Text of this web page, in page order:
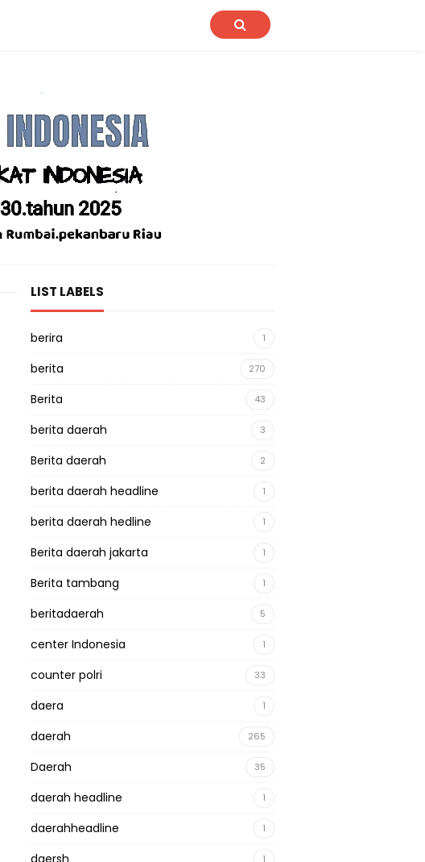
LIST LABELS
berira 1
berita 270
Berita 43
berita daerah 3
Berita daerah 2
berita daerah headline 1
berita daerah hedline 1
Berita daerah jakarta 1
Berita tambang 1
beritadaerah 5
center Indonesia 1
counter polri 33
daera 1
daerah 265
Daerah 35
daerah headline 1
daerahheadline 1
daersh 1